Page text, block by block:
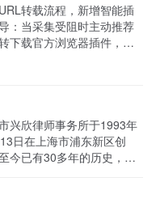
转载流程，新增智能插
：当采集受阻时主动推荐
下载官方浏览器插件，有
兴欣律师事务所于1993年
日在上海市浦东新区创
今已有30多年的历史，致